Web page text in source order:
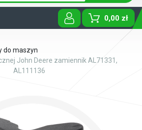
0,00 zł
do maszyn
John Deere zamiennik AL71331,
AL111136